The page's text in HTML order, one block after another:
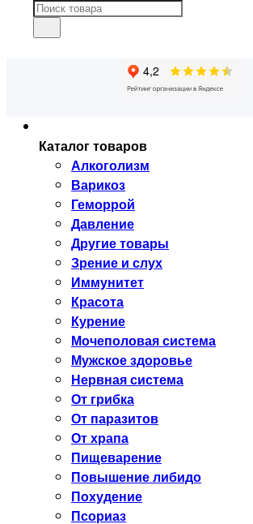
Каталог товаров
Алкоголизм
Варикоз
Геморрой
Давление
Другие товары
Зрение и слух
Иммунитет
Красота
Курение
Мочеполовая система
Мужское здоровье
Нервная система
От грибка
От паразитов
От храпа
Пищеварение
Повышение либидо
Похудение
Псориаз